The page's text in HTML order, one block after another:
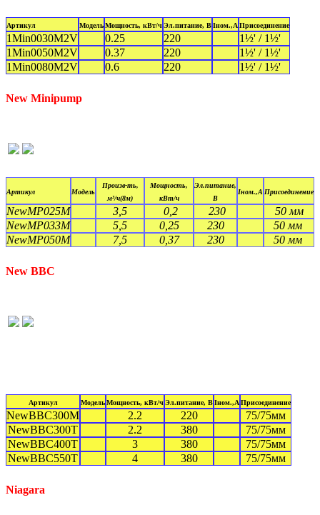
Артикул МодельМощность, кВт/чЭл.питание, ВIном.,АПрисоединение
1Min0030M2V 0.25 220 1½' / 1½'
1Min0050M2V
0.37 220 1½' / 1½'
1Min0080M2V
0.6 220 1½' / 1½'
New Minipump
Артикул Модель
Произв-ть,
м³/ч(8м)
Мощность,
кВт/ч
Эл.питание,
В
Iном.,А Присоединение
NewMP025M 3,5 0,2 230
50 мм
NewMP033M
5,5 0,25 230
50 мм
NewMP050M
7,5 0,37 230 50 мм
New BBC
Артикул МодельМощность, кВт/чЭл.питание, ВIном.,АПрисоединение
NewBBC300M 2.2 220
75/75мм
NewBBC300T
2.2 380
75/75мм
NewBBC400T
3 380
75/75мм
NewBBC550T
4 380 75/75мм
Niagara